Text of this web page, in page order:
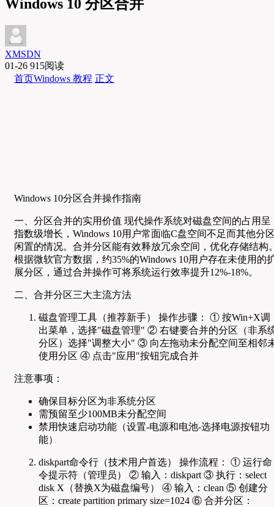
Windows 10 分区合并
XMSDN
01-26 915阅读
首页Windows 教程 正文
Windows 10分区合并操作指南
一、分区合并的实用价值 现代操作系统对磁盘空间的占用呈
指数级增长，Windows 10用户常面临C盘空间不足而其他分
闲置的情况。合并分区能有效释放冗余空间，优化存储结构
根据微软官方数据，约35%的Windows 10用户存在未使用的
展分区，通过合并操作可将系统运行效率提升12%-18%。
二、合并分区三大主流方法
磁盘管理工具（推荐新手） 操作步骤： ① 按Win+X调
出菜单，选择"磁盘管理" ② 右键要合并的分区（非系
分区）选择"调整大小" ③ 向左拖动未分配空间至相邻
使用分区 ④ 点击"应用"按钮完成合并
注意事项：
确保目标分区为非系统分区
需预留至少100MB未分配空间
禁用快速启动功能（设置-电源和电池-选择电源按钮功
能）
diskpart命令行（技术用户首选） 操作流程： ① 运行命
令提示符（管理员） ② 输入：diskpart ③ 执行：select
disk X（替换X为磁盘编号） ④ 输入：clean ⑤ 创建分
区：create partition primary size=1024 ⑥ 合并分区：